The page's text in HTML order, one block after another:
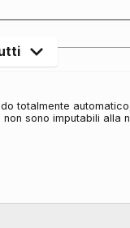
sono imputabili alla